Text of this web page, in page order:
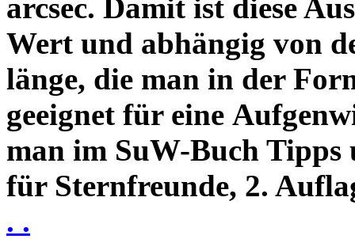
arcsec. Damit ist diese
Wert und abhängig von
länge, die man in der
geeignet für eine
man im SuW-Buch Tipps
für Sternfreunde, 2.
. .